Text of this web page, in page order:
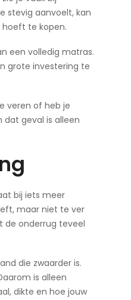
stevig aanvoelt, kan
te kopen.
een volledig matras.
grote investering te
veren of heb je
dat geval is alleen
bij iets meer
maar niet te ver
de onderrug teveel
die zwaarder is.
is alleen
dikte en hoe jouw